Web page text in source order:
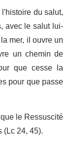
du salut,
avec le salut lui-
mer, il ouvre un
un chemin de
que cesse la
pour que passe
le Ressuscité
24, 45).